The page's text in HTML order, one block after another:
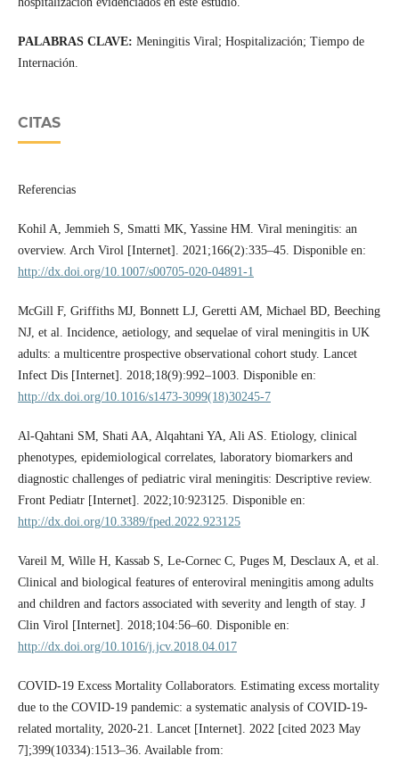
PALABRAS CLAVE: Meningitis Viral; Hospitalización; Tiempo de
Internación.
CITAS
Referencias
Kohil A, Jemmieh S, Smatti MK, Yassine HM. Viral meningitis: an
overview. Arch Virol [Internet]. 2021;166(2):335–45. Disponible en:
http://dx.doi.org/10.1007/s00705-020-04891-1
McGill F, Griffiths MJ, Bonnett LJ, Geretti AM, Michael BD, Beeching
NJ, et al. Incidence, aetiology, and sequelae of viral meningitis in UK
adults: a multicentre prospective observational cohort study. Lancet
Infect Dis [Internet]. 2018;18(9):992–1003. Disponible en:
http://dx.doi.org/10.1016/s1473-3099(18)30245-7
Al-Qahtani SM, Shati AA, Alqahtani YA, Ali AS. Etiology, clinical
phenotypes, epidemiological correlates, laboratory biomarkers and
diagnostic challenges of pediatric viral meningitis: Descriptive review.
Front Pediatr [Internet]. 2022;10:923125. Disponible en:
http://dx.doi.org/10.3389/fped.2022.923125
Vareil M, Wille H, Kassab S, Le-Cornec C, Puges M, Desclaux A, et al.
Clinical and biological features of enteroviral meningitis among adults
and children and factors associated with severity and length of stay. J
Clin Virol [Internet]. 2018;104:56–60. Disponible en:
http://dx.doi.org/10.1016/j.jcv.2018.04.017
COVID-19 Excess Mortality Collaborators. Estimating excess mortality
due to the COVID-19 pandemic: a systematic analysis of COVID-19-
related mortality, 2020-21. Lancet [Internet]. 2022 [cited 2023 May
7];399(10334):1513–36. Available from: